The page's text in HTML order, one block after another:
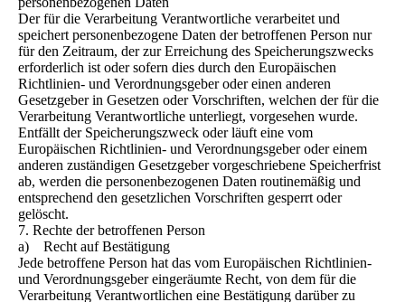
Der für die Verarbeitung Verantwortliche verarbeitet und
speichert personenbezogene Daten der betroffenen Person nur
für den Zeitraum, der zur Erreichung des Speicherungszwecks
erforderlich ist oder sofern dies durch den Europäischen
Richtlinien- und Verordnungsgeber oder einen anderen
Gesetzgeber in Gesetzen oder Vorschriften, welchen der für die
Verarbeitung Verantwortliche unterliegt, vorgesehen wurde.
Entfällt der Speicherungszweck oder läuft eine vom
Europäischen Richtlinien- und Verordnungsgeber oder einem
anderen zuständigen Gesetzgeber vorgeschriebene Speicherfrist
ab, werden die personenbezogenen Daten routinemäßig und
entsprechend den gesetzlichen Vorschriften gesperrt oder
gelöscht.
7. Rechte der betroffenen Person
a) Recht auf Bestätigung
Jede betroffene Person hat das vom Europäischen Richtlinien-
und Verordnungsgeber eingeräumte Recht, von dem für die
Verarbeitung Verantwortlichen eine Bestätigung darüber zu